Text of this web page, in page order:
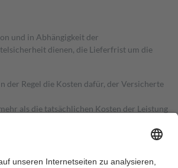
und in Abhängigkeit der
dienen, die Lieferfrist um die
der Regel die Kosten dafür, der Versicherte
als die tatsächlichen Kosten der Leistung